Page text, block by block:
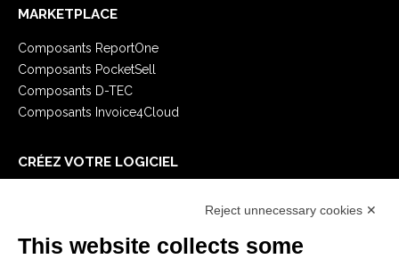
MARKETPLACE
Composants ReportOne
Composants PocketSell
Composants D-TEC
Composants Invoice4Cloud
CRÉEZ VOTRE LOGICIEL
E-Book
Reject unnecessary cookies ✕
This website collects some